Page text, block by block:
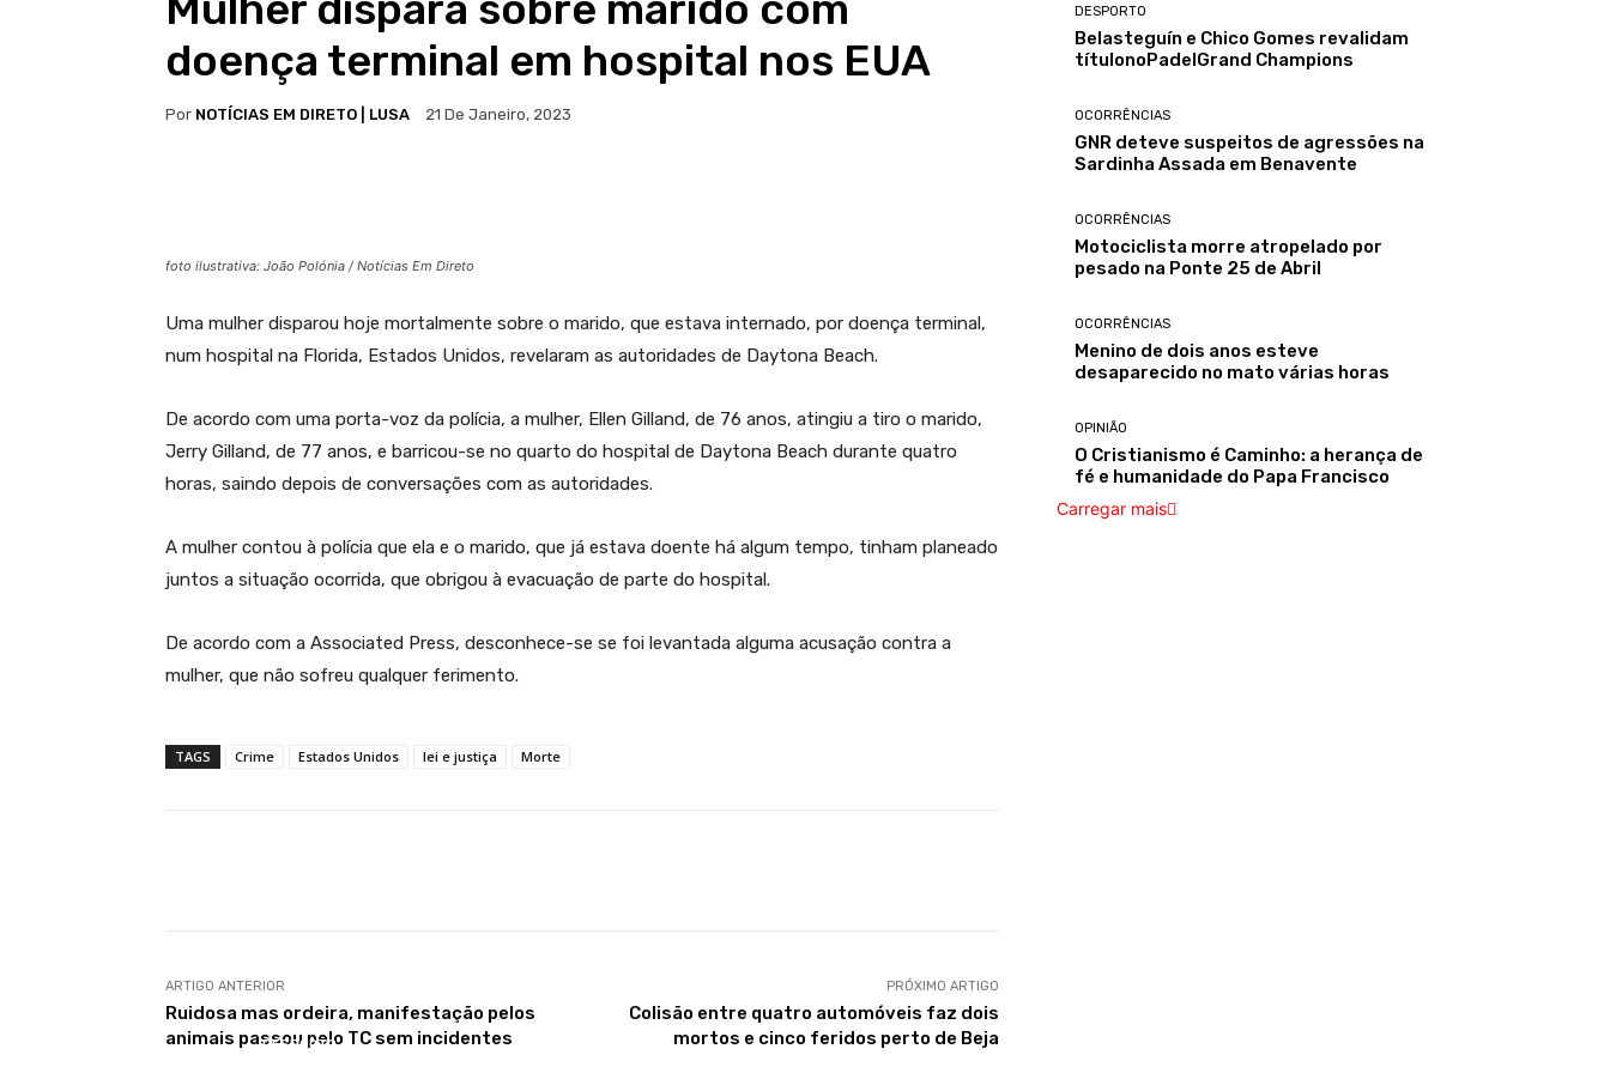
doença terminal em hospital nos EUA
Por NOTÍCIAS EM DIRETO | LUSA 21 De Janeiro, 2023
foto ilustrativa: João Polónia / Notícias Em Direto
Uma mulher disparou hoje mortalmente sobre o marido, que estava internado, por doença terminal,
num hospital na Florida, Estados Unidos, revelaram as autoridades de Daytona Beach.
De acordo com uma porta-voz da polícia, a mulher, Ellen Gilland, de 76 anos, atingiu a tiro o marido,
Jerry Gilland, de 77 anos, e barricou-se no quarto do hospital de Daytona Beach durante quatro
horas, saindo depois de conversações com as autoridades.
A mulher contou à polícia que ela e o marido, que já estava doente há algum tempo, tinham planeado
juntos a situação ocorrida, que obrigou à evacuação de parte do hospital.
De acordo com a Associated Press, desconhece-se se foi levantada alguma acusação contra a
mulher, que não sofreu qualquer ferimento.
TAGS Crime Estados Unidos lei e justiça Morte
ARTIGO ANTERIOR
Ruidosa mas ordeira, manifestação pelos
animais passou pelo TC sem incidentes
PRÓXIMO ARTIGO
Colisão entre quatro automóveis faz dois
mortos e cinco feridos perto de Beja
DESPORTO
DESPORTO
Belasteguín e Chico Gomes revalidam
títulonoPadelGrand Champions
OCORRÊNCIAS
GNR deteve suspeitos de agressões na
Sardinha Assada em Benavente
OCORRÊNCIAS
Motociclista morre atropelado por
pesado na Ponte 25 de Abril
OCORRÊNCIAS
Menino de dois anos esteve
desaparecido no mato várias horas
OPINIÃO
O Cristianismo é Caminho: a herança de
fé e humanidade do Papa Francisco
Carregar mais